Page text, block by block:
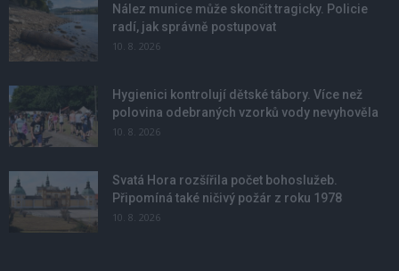
Nález munice může skončit tragicky. Policie
radí, jak správně postupovat
10. 8. 2026
Hygienici kontrolují dětské tábory. Více než
polovina odebraných vzorků vody nevyhověla
10. 8. 2026
Svatá Hora rozšířila počet bohoslužeb.
Připomíná také ničivý požár z roku 1978
10. 8. 2026